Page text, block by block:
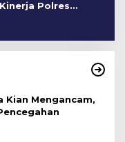
Polres
Kian Mengancam,